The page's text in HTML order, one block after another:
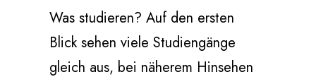
Was studieren? Auf den ersten
Blick sehen viele Studiengänge
gleich aus, bei näherem Hinsehen